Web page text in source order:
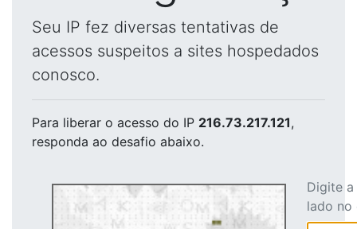
Seu IP fez diversas tentativas de
acessos suspeitos a sites hospedados
conosco.
Para liberar o acesso do IP 216.73.217.121,
responda ao desafio abaixo.
Digite
lado no